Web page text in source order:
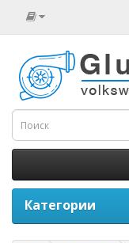
Категории